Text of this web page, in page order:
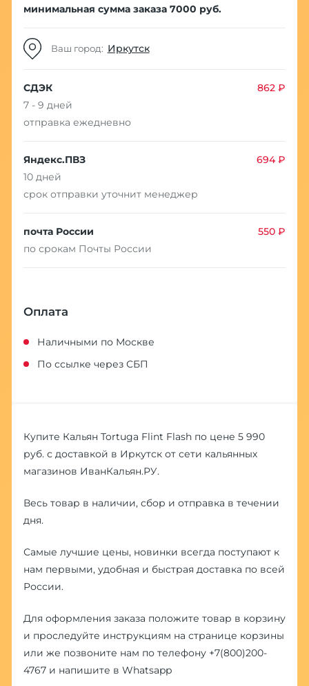
минимальная сумма заказа 7000 руб.
Ваш город: Иркутск
СДЭК
862 ₽
7 - 9 дней
отправка ежедневно
Яндекс.ПВЗ
694 ₽
10 дней
срок отправки уточнит менеджер
почта России
550 ₽
по срокам Почты России
Оплата
Наличными по Москве
По ссылке через СБП
Купите Кальян Tortuga Flint Flash по цене 5 990
руб. с доставкой в Иркутск от сети кальянных
магазинов ИванКальян.РУ.
Весь товар в наличии, сбор и отправка в течении
дня.
Самые лучшие цены, новинки всегда поступают к
нам первыми, удобная и быстрая доставка по всей
России.
Для оформления заказа положите товар в корзину
и проследуйте инструкциям на странице корзины
или же позвоните нам по телефону +7(800)200-
4767и напишите в Whatsapp